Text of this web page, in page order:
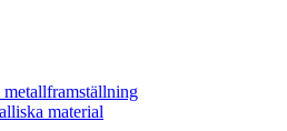
material